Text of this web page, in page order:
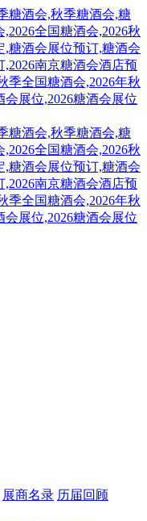
展商名录 历届回顾